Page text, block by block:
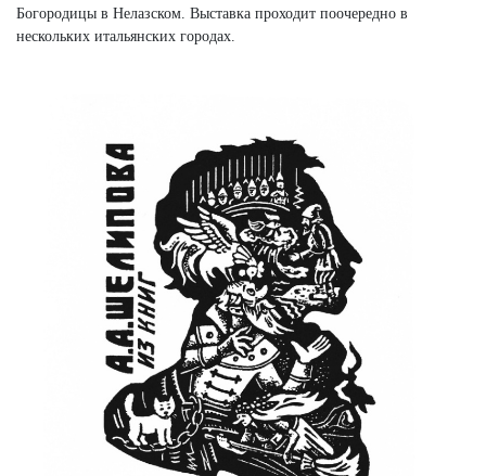
Богородицы в Нелазском. Выставка проходит поочередно в
нескольких итальянских городах.